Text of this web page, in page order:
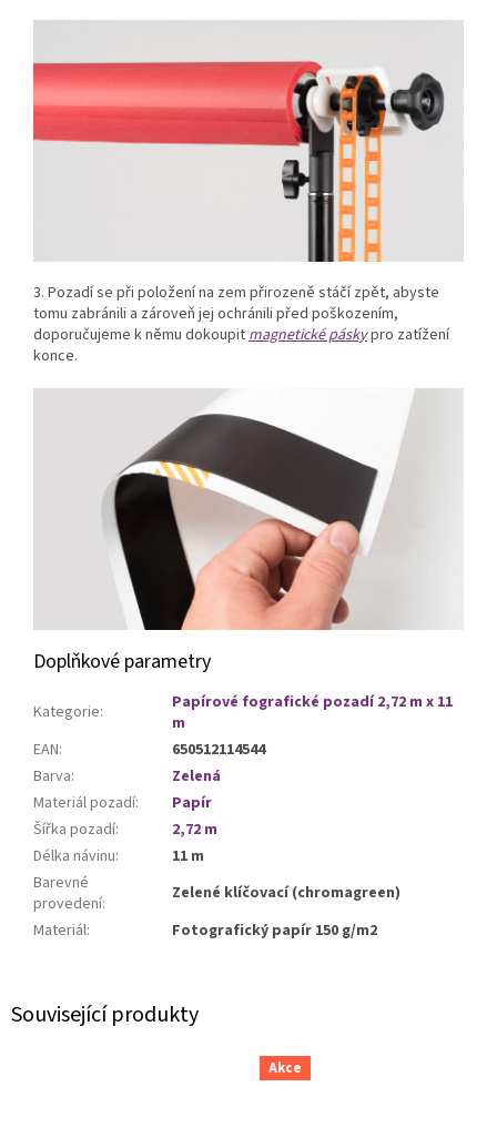
Související produkty
Akce
3. Pozadí se při položení na zem přirozeně stáčí zpět, abyste
tomu zabránili a zároveň jej ochránili před poškozením,
doporučujeme k němu dokoupit magnetické páskypro zatížení
konce.
Doplňkové parametry
Kategorie:
Papírové fografické pozadí 2,72 m x 11
m
EAN:
650512114544
Barva:
Zelená
Materiál pozadí:
Papír
Šířka pozadí:
2,72 m
Délka návinu:
11 m
Barevné
provedení:
Zelené klíčovací (chromagreen)
Materiál: Fotografický papír 150 g/m2